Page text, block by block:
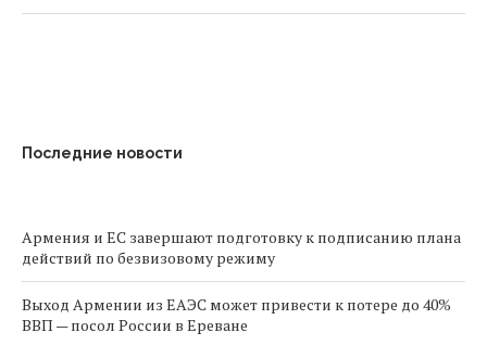
Последние новости
Армения и ЕС завершают подготовку к подписанию плана
действий по безвизовому режиму
Выход Армении из ЕАЭС может привести к потере до 40%
ВВП — посол России в Ереване